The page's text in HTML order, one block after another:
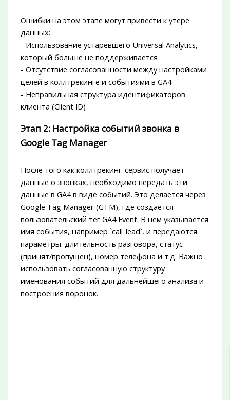
Ошибки на этом этапе могут привести к утере
данных:
- Использование устаревшего Universal Analytics,
который больше не поддерживается
- Отсутствие согласованности между настройками
целей в коллтрекинге и событиями в GA4
- Неправильная структура идентификаторов
клиента (Client ID)
Этап 2: Настройка событий звонка в
Google Tag Manager
После того как коллтрекинг-сервис получает
данные о звонках, необходимо передать эти
данные в GA4 в виде событий. Это делается через
Google Tag Manager (GTM), где создается
пользовательский тег GA4 Event. В нем указывается
имя события, например `call_lead`, и передаются
параметры: длительность разговора, статус
(принят/пропущен), номер телефона и т.д. Важно
использовать согласованную структуру
именования событий для дальнейшего анализа и
построения воронок.